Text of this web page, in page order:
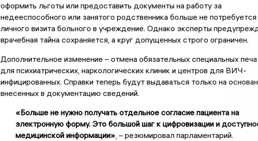
оформить льготы или предоставить документы на работу за
недееспособного или занятого родственника больше не потребуется
личного визита больного в учреждение. Однако эксперты
врачебная тайна сохраняется, а круг допущенных строго ограничен.
Дополнительное изменение – отмена обязательных специальных
для психиатрических, наркологических клиник и центров для ВИЧ-
инфицированных. Справки теперь будут выдаваться только на
внесенных в документацию сведений.
«Больше не нужно получать отдельное согласие пациента на
электронную форму. Это большой шаг к цифровизации и
медицинской информации», – резюмировал парламентарий.